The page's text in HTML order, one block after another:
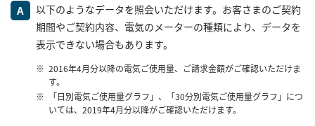
以下のようなデータを照会いただけます。お客さまのご契約
期間やご契約内容、電気のメーターの種類により、データを
表示できない場合もあります。
2016年4月分以降の電気ご使用量、ご請求金額がご確認いただけま
す。
「日別電気ご使用量グラフ」、「30分別電気ご使用量グラフ」につ
いては、2019年4月分以降がご確認いただけます。